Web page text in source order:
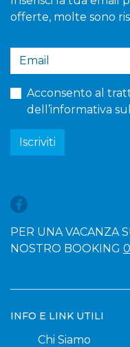
offerte, molte sono
Acconsento al
dell’informativa
Iscriviti
PER UNA VACANZA
NOSTRO BOOKING
INFO E LINK UTILI
Chi Siamo